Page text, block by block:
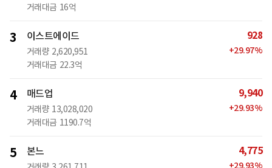
거래대금 16억
3 이스트에이드
거래량 2,620,951
거래대금 22.3억
928
+29.97%
4 매드업
거래량 13,028,020
거래대금 1190.7억
9,940
+29.93%
5 본느 4,775
+29.93%